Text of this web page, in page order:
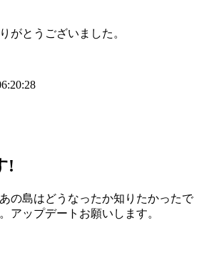
がとうございました。
!
の島はどうなったか知りたかったで
アップデートお願いします。